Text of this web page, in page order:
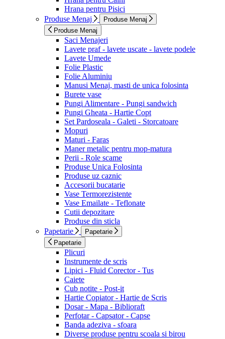
Hrana pentru Pisici
Produse Menaj
Produse Menaj
Produse Menaj
Saci Menajeri
Lavete praf - lavete uscate - lavete podele
Lavete Umede
Folie Plastic
Folie Aluminiu
Manusi Menaj, masti de unica folosinta
Burete vase
Pungi Alimentare - Pungi sandwich
Pungi Gheata - Hartie Copt
Set Pardoseala - Galeti - Storcatoare
Mopuri
Maturi - Faras
Maner metalic pentru mop-matura
Perii - Role scame
Produse Unica Folosinta
Produse uz caznic
Accesorii bucatarie
Vase Termorezistente
Vase Emailate - Teflonate
Cutii depozitare
Produse din sticla
Papetarie
Papetarie
Papetarie
Plicuri
Instrumente de scris
Lipici - Fluid Corector - Tus
Caiete
Cub notite - Post-it
Hartie Copiator - Hartie de Scris
Dosar - Mapa - Biblioraft
Perfotar - Capsator - Capse
Banda adeziva - sfoara
Diverse produse pentru scoala si birou